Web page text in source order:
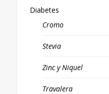
Diabetes
Cromo
Stevia
Zinc y Niquel
Travalera